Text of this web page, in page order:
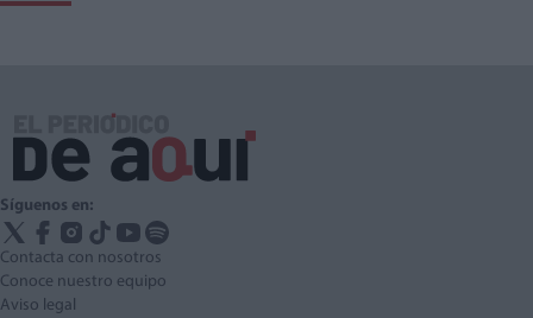
Síguenos en:
Contacta con nosotros
Conoce nuestro equipo
Aviso legal